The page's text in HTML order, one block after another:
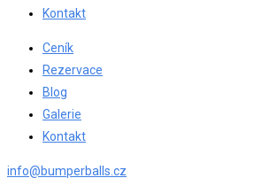
Kontakt
Ceník
Rezervace
Blog
Galerie
Kontakt
info@bumperballs.cz